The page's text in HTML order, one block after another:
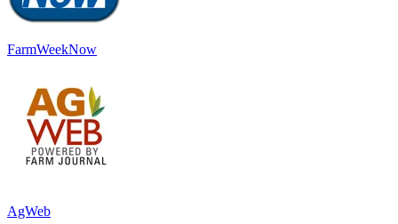
FarmWeekNow
AgWeb